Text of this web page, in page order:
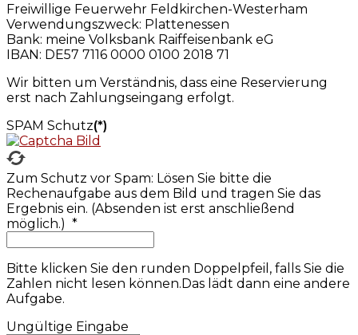
Freiwillige Feuerwehr Feldkirchen-Westerham
Verwendungszweck: Plattenessen
Bank: meine Volksbank Raiffeisenbank eG
IBAN: DE57 7116 0000 0100 2018 71
Wir bitten um Verständnis, dass eine Reservierung
erst nach Zahlungseingang erfolgt.
SPAM Schutz(*)
Zum Schutz vor Spam: Lösen Sie bitte die
Rechenaufgabe aus dem Bild und tragen Sie das
Ergebnis ein. (Absenden ist erst anschließend
möglich.) *
Bitte klicken Sie den runden Doppelpfeil, falls Sie die
Zahlen nicht lesen können.Das lädt dann eine andere
Aufgabe.
Ungültige Eingabe